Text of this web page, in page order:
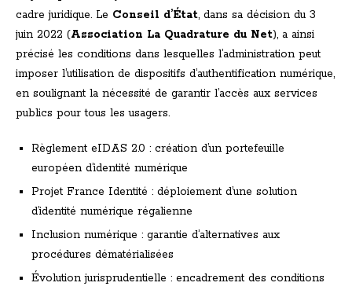
cadre juridique. Le Conseil d’État, dans sa décision du 3
juin 2022 (Association La Quadrature du Net), a ainsi
précisé les conditions dans lesquelles l’administration peut
imposer l’utilisation de dispositifs d’authentification numérique,
en soulignant la nécessité de garantir l’accès aux services
publics pour tous les usagers.
Règlement eIDAS 2.0 : création d’un portefeuille
européen d’identité numérique
Projet France Identité : déploiement d’une solution
d’identité numérique régalienne
Inclusion numérique : garantie d’alternatives aux
procédures dématérialisées
Évolution jurisprudentielle : encadrement des conditions